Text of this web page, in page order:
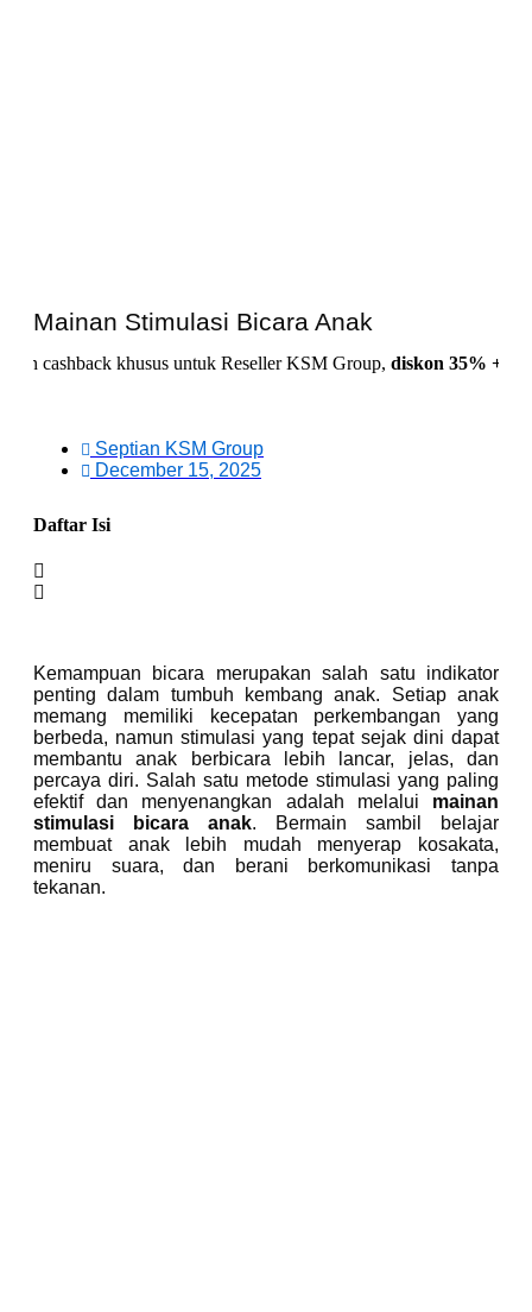
Mainan Stimulasi Bicara Anak
khusus untuk Reseller KSM Group,diskon 35% + Cashback
Septian KSM Group
December 15, 2025
Daftar Isi
Kemampuan bicara merupakan salah satu indikator
penting dalam tumbuh kembang anak. Setiap anak
memang memiliki kecepatan perkembangan yang
berbeda, namun stimulasi yang tepat sejak dini dapat
membantu anak berbicara lebih lancar, jelas, dan
percaya diri. Salah satu metode stimulasi yang paling
efektif dan menyenangkan adalah melalui mainan
stimulasi bicara anak. Bermain sambil belajar
membuat anak lebih mudah menyerap kosakata,
meniru suara, dan berani berkomunikasi tanpa
tekanan.